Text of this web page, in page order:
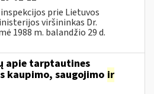
inspekcijos prie Lietuvos
viršininkas Dr.
1988 m. balandžio 29 d.
apie tarptautines
kaupimo, saugojimo ir